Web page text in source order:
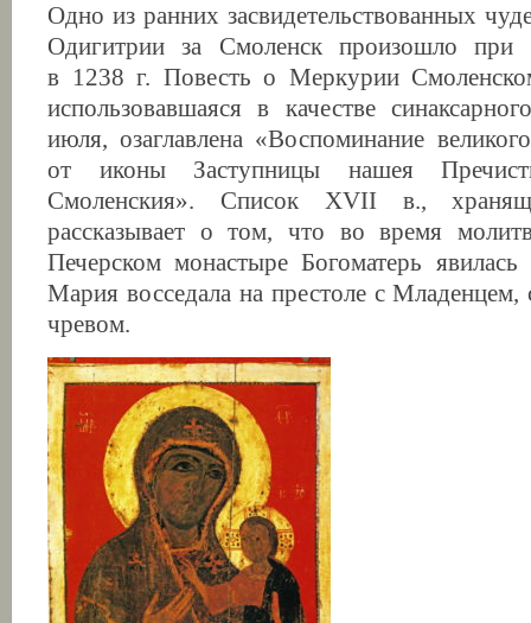
Одно из ранних засвидетельствованных
Одигитрии за Смоленск произошло при
в 1238 г. Повесть о Меркурии
использовавшаяся в качестве
июля, озаглавлена «Воспоминание
от иконы Заступницы нашея
Смоленския». Список XVII в.,
рассказывает о том, что во время
Печерском монастыре Богоматерь
Мария восседала на престоле с
чревом.